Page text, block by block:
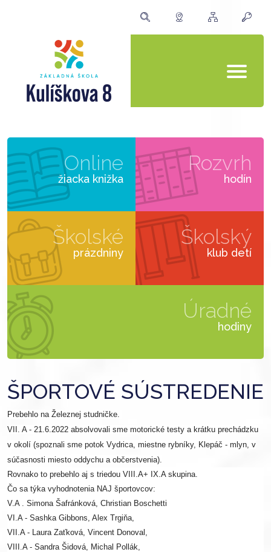
Online
žiacka knižka
Rozvrh
hodín
Školské
prázdniny
Školský
klub detí
Úradné
hodiny
ŠPORTOVÉ SÚSTREDENIE
Prebehlo na Železnej studničke.
VII. A - 21.6.2022 absolvovali sme motorické testy a krátku prechádzku
v okolí (spoznali sme potok Vydrica, miestne rybníky, Klepáč - mlyn, v
súčasnosti miesto oddychu a občerstvenia).
Rovnako to prebehlo aj s triedou VIII.A+ IX.A skupina.
Čo sa týka vyhodnotenia NAJ športovcov:
V.A . Simona Šafránková, Christian Boschetti
VI.A - Sashka Gibbons, Alex Trgiňa,
VII.A - Laura Zaťková, Vincent Donoval,
VIII.A - Sandra Šidová, Michal Pollák,